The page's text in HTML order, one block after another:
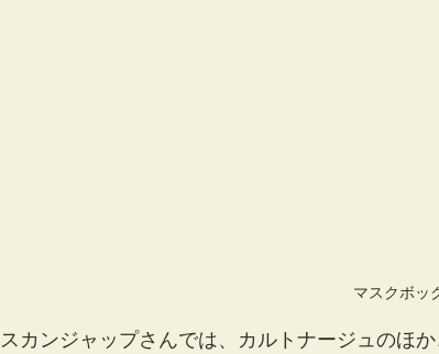
マスクボッ
スカンジャップさんでは、カルトナージュのほ